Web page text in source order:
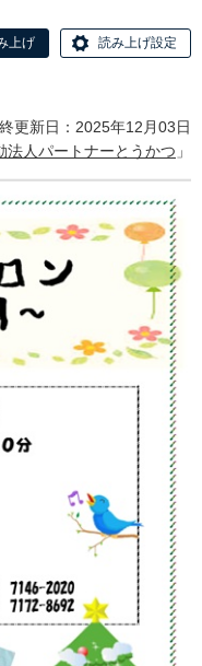
上げ 読み上げ設定
更新日：2025年12月03日
法人パートナーとうかつ 」